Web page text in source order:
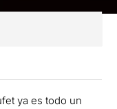
ya es todo un